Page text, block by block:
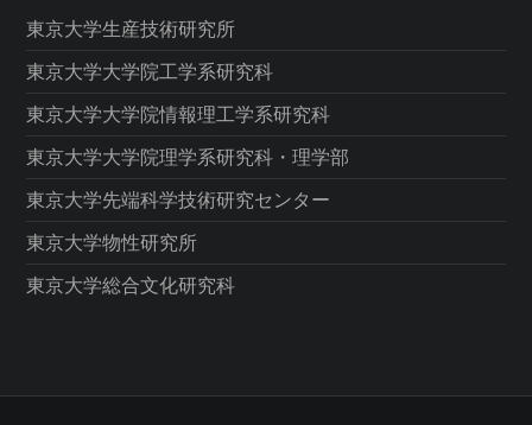
東京大学生産技術研究所
東京大学大学院工学系研究科
東京大学大学院情報理工学系研究科
東京大学大学院理学系研究科・理学部
東京大学先端科学技術研究センター
東京大学物性研究所
東京大学総合文化研究科